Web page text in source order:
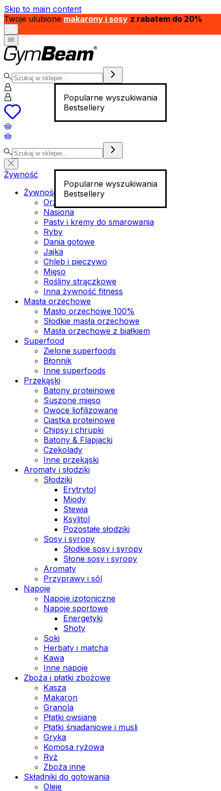
Skip to main content
Twoje ulubione makarony i sosy z rabatem do 20%
Popularne wyszukiwania
Bestsellery
Popularne wyszukiwania
Bestsellery
Żywność
Żywność funkcjonalna
Orzechy
Nasiona
Pasty i kremy do smarowania
Ryby
Dania gotowe
Jajka
Chleb i pieczywo
Mięso
Rośliny strączkowe
Inna żywność fitness
Masła orzechowe
Masło orzechowe 100%
Słodkie masła orzechowe
Masła orzechowe z białkiem
Superfood
Zielone superfoods
Błonnik
Inne superfoods
Przekąski
Batony proteinowe
Suszone mięso
Owoce liofilizowane
Ciastka proteinowe
Chipsy i chrupki
Batony & Flapjacki
Czekolady
Inne przekąski
Aromaty i słodziki
Słodziki
Erytrytol
Miody
Stewia
Ksylitol
Pozostałe słodziki
Sosy i syropy
Słodkie sosy i syropy
Słone sosy i syropy
Aromaty
Przyprawy i sól
Napoje
Napoje izotoniczne
Napoje sportowe
Energetyki
Shoty
Soki
Herbaty i matcha
Kawa
Inne napoje
Zboża i płatki zbożowe
Kasza
Makaron
Granola
Płatki owsiane
Płatki śniadaniowe i musli
Gryka
Komosa ryżowa
Ryż
Zboża inne
Składniki do gotowania
Oleje